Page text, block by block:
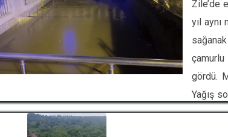
Zile’de
yıl
gördü.
Yağış
Buna